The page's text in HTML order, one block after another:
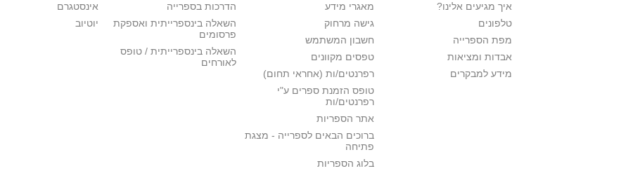
איך מגיעים אלינו?
טלפונים
מפת הספרייה
אבדות ומציאות
מידע למבקרים
מאגרי מידע
גישה מרחוק
חשבון המשתמש
טפסים מקוונים
רפרנטים/ות (אחראי תחום)
טופס הזמנת ספרים ע"י
רפרנטים/ות
אתר הספריות
ברוכים הבאים לספרייה - מצגת
פתיחה
בלוג הספריות
הדרכות בספרייה
השאלה בינספרייתית ואספקת
פרסומים
השאלה בינספרייתית / טופס
לאורחים
אינסטגרם
יוטיוב